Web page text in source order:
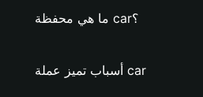
ما هي محفظة car؟
أسباب تميز عملة car